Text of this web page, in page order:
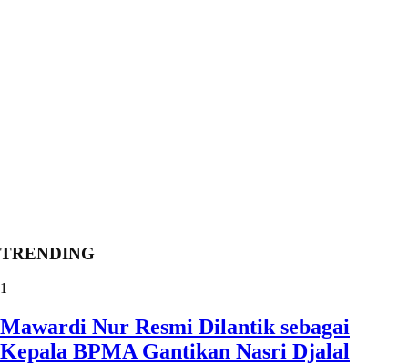
TRENDING
1
Mawardi Nur Resmi Dilantik sebagai
Kepala BPMA Gantikan Nasri Djalal